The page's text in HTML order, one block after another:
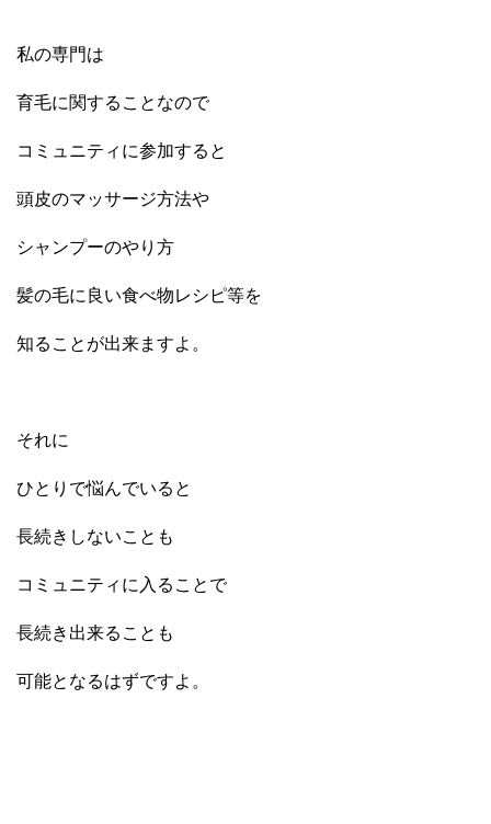
私の専門は
育毛に関することなので
コミュニティに参加すると
頭皮のマッサージ方法や
シャンプーのやり方
髪の毛に良い食べ物レシピ等を
知ることが出来ますよ。
それに
ひとりで悩んでいると
長続きしないことも
コミュニティに入ることで
長続き出来ることも
可能となるはずですよ。